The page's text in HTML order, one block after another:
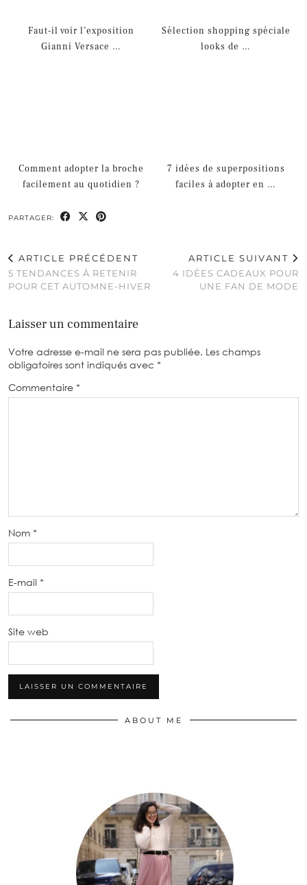
Faut-il voir l’exposition
Gianni Versace …
Sélection shopping spéciale
looks de …
Comment adopter la broche
facilement au quotidien ?
7 idées de superpositions
faciles à adopter en …
PARTAGER:
ARTICLE PRÉCÉDENT
5 TENDANCES À RETENIR
POUR CET AUTOMNE-HIVER
ARTICLE SUIVANT
4 IDÉES CADEAUX POUR
UNE FAN DE MODE
Laisser un commentaire
Votre adresse e-mail ne sera pas publiée. Les champs
obligatoires sont indiqués avec *
Commentaire *
Nom *
E-mail *
Site web
ABOUT ME